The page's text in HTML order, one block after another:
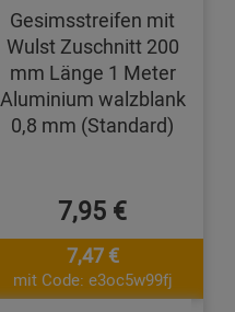
Gesimsstreifen mit
Wulst Zuschnitt 200
mm Länge 1 Meter
Aluminium walzblank
0,8 mm (Standard)
7,95 €
7,47 €
mit Code: e3oc5w99fj